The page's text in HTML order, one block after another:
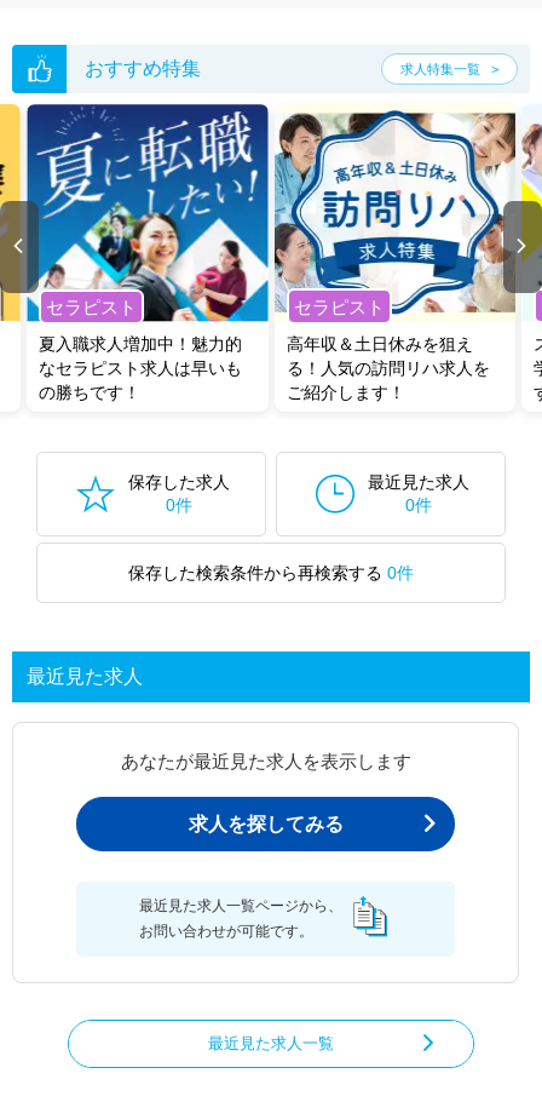
おすすめ特集 求人特集一覧
セラピスト
夏入職求人増加中！魅力的
なセラピスト求人は早いも
の勝ちです！
セラピスト
高年収＆土日休みを狙え
る！人気の訪問リハ求人を
ご紹介します！
保存した求人
0件
最近見た求人
0件
保存した検索条件から再検索する 0件
最近見た求人
あなたが最近見た求人を表示します
求人を探してみる
最近見た求人一覧ページから、
お問い合わせが可能です。
最近見た求人一覧